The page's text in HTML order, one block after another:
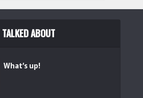
TALKED ABOUT
What’s up!